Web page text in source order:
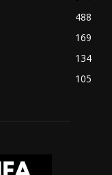
488
169
134
105